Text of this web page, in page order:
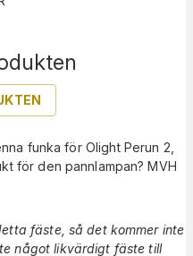
funka för Olight Perun 2,
för den pannlampan? MVH
fäste, så det kommer inte
något likvärdigt fäste till